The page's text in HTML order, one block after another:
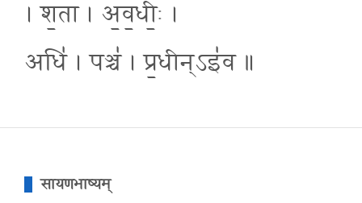
। श॒ता । अ॒व॒धीः॒ ।
अधि॑ । पञ्च॑ । प्र॒धीन्ऽइ॑व ॥
सायणभाष्यम्